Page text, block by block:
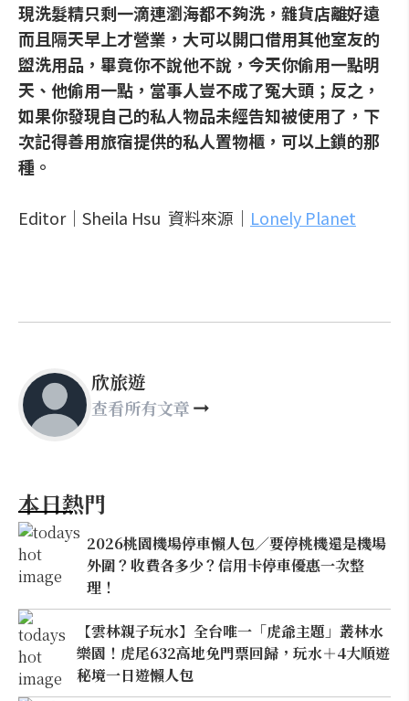
現洗髮精只剩一滴連瀏海都不夠洗，雜貨店離好遠
而且隔天早上才營業，大可以開口借用其他室友的
盥洗用品，畢竟你不說他不說，今天你偷用一點明
天、他偷用一點，當事人豈不成了冤大頭；反之，
如果你發現自己的私人物品未經告知被使用了，下
次記得善用旅宿提供的私人置物櫃，可以上鎖的那
種。
Editor│Sheila Hsu 資料來源│ Lonely Planet
欣旅遊
查看所有文章
本日熱門
2026桃園機場停車懶人包／要停桃機還是機場
外圍？收費各多少？信用卡停車優惠一次整
理！
【雲林親子玩水】全台唯一「虎爺主題」叢林水
樂園！虎尾632高地免門票回歸，玩水＋4大順遊
秘境一日遊懶人包